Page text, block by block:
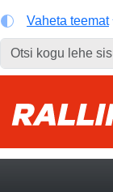
Vaheta teemat